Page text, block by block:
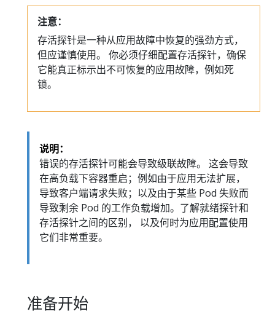
注意：
存活探针是一种从应用故障中恢复的强劲方式，
但应谨慎使用。 你必须仔细配置存活探针，确保
它能真正标示出不可恢复的应用故障，例如死
锁。
说明：
错误的存活探针可能会导致级联故障。 这会导致
在高负载下容器重启；例如由于应用无法扩展，
导致客户端请求失败；以及由于某些 Pod 失败而
导致剩余 Pod 的工作负载增加。了解就绪探针和
存活探针之间的区别， 以及何时为应用配置使用
它们非常重要。
准备开始